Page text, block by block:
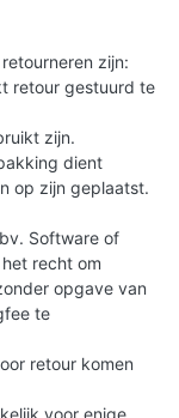
zijn:
retour gestuurd te
zijn.
dient
op zijn geplaatst.
Software of
recht om
opgave van
te
retour komen